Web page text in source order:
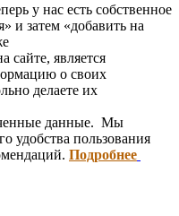
у нас есть собственное
и затем «добавить на
сайте, является
о своих
делаете их
данные. Мы
удобства пользования
Подробнее